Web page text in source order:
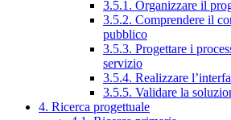
3.5.1. Organizzare il
3.5.2. Comprendere il
pubblico
3.5.3. Progettare i
servizio
3.5.4. Realizzare
3.5.5. Validare la
4. Ricerca progettuale